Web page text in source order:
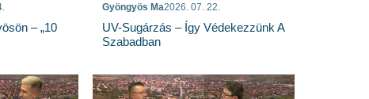
– „10
Gyöngyös Ma2026. 07. 22.
UV-Sugárzás – Így Védekezzünk A
Szabadban